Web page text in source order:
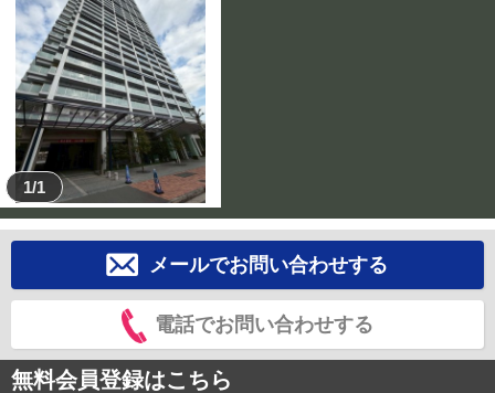
1/1
メールでお問い合わせする
電話でお問い合わせする
無料会員登録はこちら